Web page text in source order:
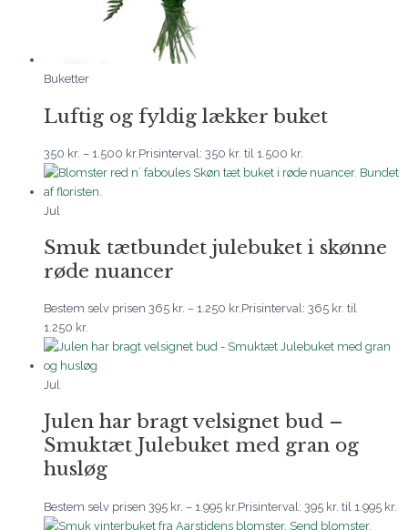
Buketter
Luftig og fyldig lækker buket
350 kr. – 1.500 kr. Prisinterval: 350 kr. til 1.500 kr.
Jul
Smuk tætbundet julebuket i skønne
røde nuancer
Bestem selv prisen 365 kr. – 1.250 kr.Prisinterval: 365 kr. til
1.250 kr.
Jul
Julen har bragt velsignet bud –
Smuktæt Julebuket med gran og
husløg
Bestem selv prisen 395 kr. – 1.995 kr. Prisinterval: 395 kr. til 1.995 kr.